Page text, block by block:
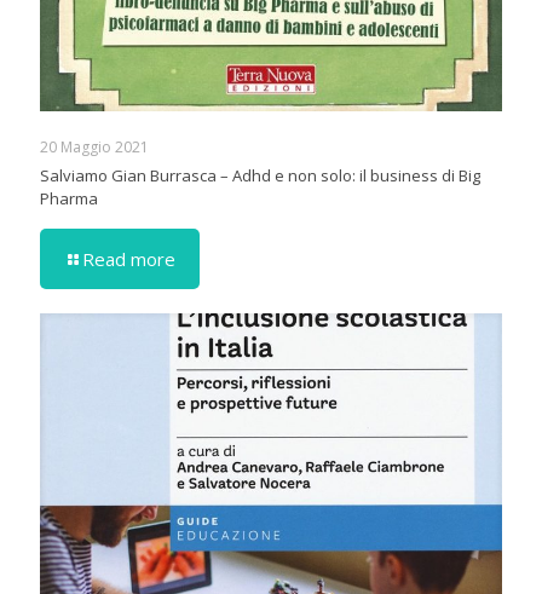
20 Maggio 2021
Salviamo Gian Burrasca – Adhd e non solo: il business di Big
Pharma
Read more